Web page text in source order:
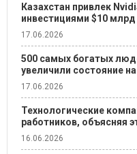
Казахстан привлек
инвестициями $10 млрд
17.06.2026
500 самых богатых
увеличили состояние
17.06.2026
Технологические
работников, объясняя
16.06.2026